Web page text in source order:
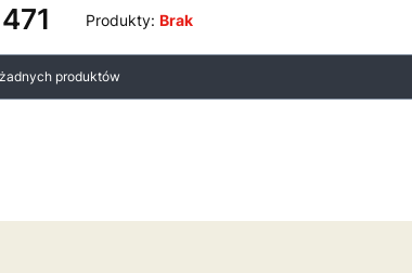
Produkty: Brak
produktów